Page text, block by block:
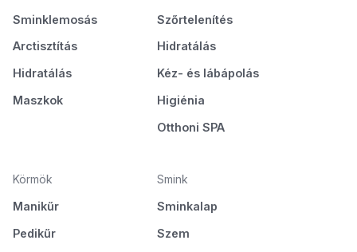
Sminklemosás
Arctisztítás
Hidratálás
Maszkok
Szőrtelenítés
Hidratálás
Kéz- és lábápolás
Higiénia
Otthoni SPA
Körmök
Manikűr
Pedikűr
Smink
Sminkalap
Szem